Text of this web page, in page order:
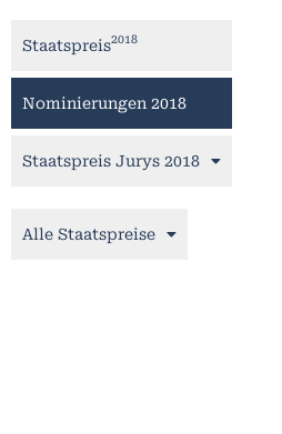
Staatspreis2018
Nominierungen 2018
Staatspreis Jurys 2018
Alle Staatspreise